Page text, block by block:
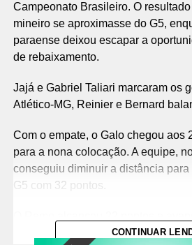
Campeonato Brasileiro. O
mineiro se aproximasse do G5,
paraense deixou escapar a
de rebaixamento.
Jajá e Gabriel Taliari marcaram os
Atlético-MG, Reinier e Bernard
Com o empate, o Galo chegou aos
para a nona colocação. A equipe,
conseguiu diminuir a distância
G5 com 32 pontos.
posição, mas continua entre os
CONTINUAR